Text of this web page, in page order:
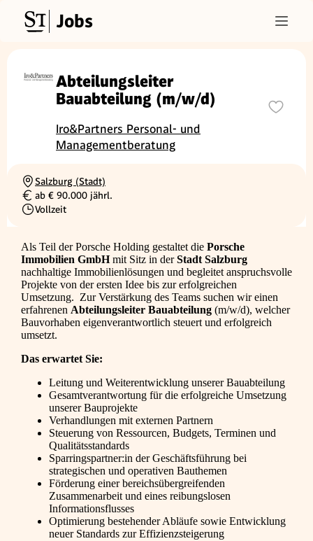
Jobs
Abteilungsleiter
Bauabteilung (m/w/d)
Iro&Partners Personal- und
Managementberatung
Ortschaft
Salzburg (Stadt)
Gehalt
ab € 90.000 jährl.
Beschäftigungsart
Vollzeit
Als Teil der Porsche Holding gestaltet die Porsche
Immobilien GmbHmit Sitz in derStadt Salzburg
nachhaltige Immobilienlösungen und begleitet anspruchsvolle
Projekte von der ersten Idee bis zur erfolgreichen
Umsetzung. Zur Verstärkung des Teams suchen wir einen
erfahrenen Abteilungsleiter Bauabteilung (m/w/d), welcher
Bauvorhaben eigenverantwortlich steuert und erfolgreich
umsetzt.
Das erwartet Sie:
Leitung und Weiterentwicklung unserer Bauabteilung
Gesamtverantwortung für die erfolgreiche Umsetzung
unserer Bauprojekte
Verhandlungen mit externen Partnern
Steuerung von Ressourcen, Budgets, Terminen und
Qualitätsstandards
Sparringspartner:in der Geschäftsführung bei
strategischen und operativen Bauthemen
Förderung einer bereichsübergreifenden
Zusammenarbeit und eines reibungslosen
Informationsflusses
Optimierung bestehender Abläufe sowie Entwicklung
neuer Standards zur Effizienzsteigerung